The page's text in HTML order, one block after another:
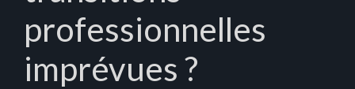
professionnelles
imprévues ?